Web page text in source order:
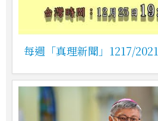
每週「真理新聞」1217/2021